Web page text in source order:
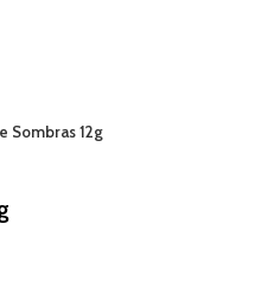
Sombras 12g